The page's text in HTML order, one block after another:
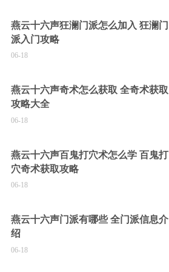
燕云十六声狂澜门派怎么加入 狂澜门
派入门攻略
06-18
燕云十六声奇术怎么获取 全奇术获取
攻略大全
06-18
燕云十六声百鬼打穴术怎么学 百鬼打
穴奇术获取攻略
06-18
燕云十六声门派有哪些 全门派信息介
绍
06-18